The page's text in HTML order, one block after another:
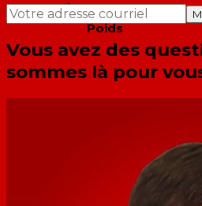
fil U305.1 PBG
Poids
Vous avez des
sommes là pour